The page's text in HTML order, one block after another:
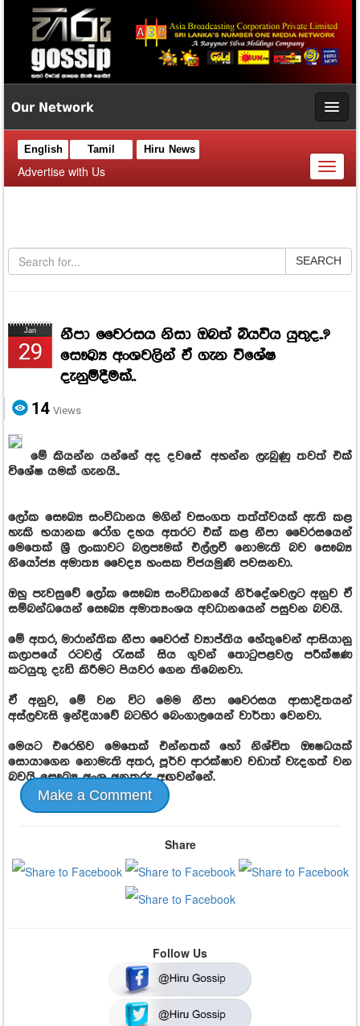
Our Network
English Tamil Hiru News
Advertise with Us
Toggle
SEARCH
Jan
29
නීපා වෛරසය නිසා ඔබත් බියවිය යුතුද..?
සෞඛ්‍ය අංශවලින් ඒ ගැන විශේෂ
දැනුම්දීමක්..
14 Views
මේ කියන්න යන්නේ අද දවසේ අහන්න ලැබුණු තවත් එක්
විශේෂ යමක් ගැනයි..
ලෝක සෞඛ්‍ය සංවිධානය මගින් වසංගත තත්ත්වයක් ඇති කළ
හැකි භයානක රෝග දහය අතරට එක් කළ නීපා වෛරසයෙන්
මෙතෙක් ශ්‍රී ලංකාවට බලපෑමක් එල්ලවී නොමැති බව සෞඛ්‍ය
නියෝජ්‍ය අමාත්‍ය වෛද්‍ය හංසක විජයමුණි පවසනවා.
ඔහු පැවසුවේ ලෝක සෞඛ්‍ය සංවිධානයේ නිර්දේශවලට අනුව ඒ
සම්බන්ධයෙන් සෞඛ්‍ය අමාත්‍යංශය අවධානයෙන් පසුවන බවයි.
මේ අතර, මාරාන්තික නීපා වෛරස් ව්‍යාප්තිය හේතුවෙන් ආසියානු
කලාපයේ රටවල් රැසක් සිය ගුවන් තොටුපළවල පරීක්ෂණ
කටයුතු දැඩි කිරීමට පියවර ගෙන තිබෙනවා.
ඒ අනුව, මේ වන විට මෙම නීපා වෛරසය ආසාදිතයන්
අස්ලවැසි ඉන්දියාවේ බටහිර බෙංගාලයෙන් වාර්තා වෙනවා.
මෙයට එරෙහිව මෙතෙක් එන්නතක් හෝ නිශ්චිත ඖෂධයක්
සොයාගෙන නොමැති අතර, පූර්ව ආරක්ෂාව වඩාත් වැදගත් වන
බවයි සෞඛ්‍ය අංශ අනතුරු අඟවන්නේ.
Make a Comment
Share
Follow Us